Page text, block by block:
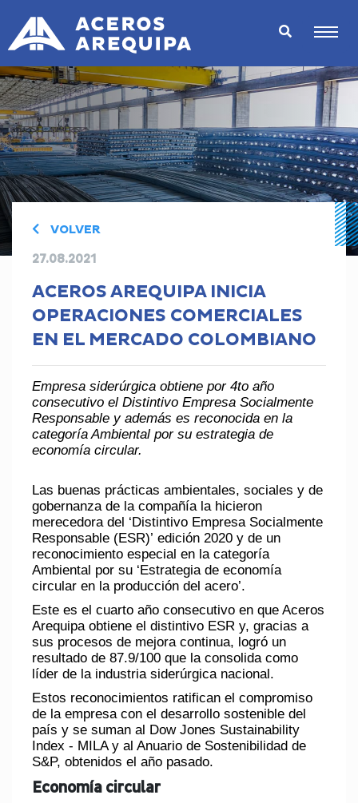
VOLVER
27.08.2021
ACEROS AREQUIPA INICIA
OPERACIONES COMERCIALES
EN EL MERCADO COLOMBIANO
Empresa siderúrgica obtiene por 4to año
consecutivo el Distintivo Empresa Socialmente
Responsable y además es reconocida en la
categoría Ambiental por su estrategia de
economía circular.
Las buenas prácticas ambientales, sociales y de
gobernanza de la compañía la hicieron
merecedora del ‘Distintivo Empresa Socialmente
Responsable (ESR)’ edición 2020 y de un
reconocimiento especial en la categoría
Ambiental por su ‘Estrategia de economía
circular en la producción del acero’.
Este es el cuarto año consecutivo en que Aceros
Arequipa obtiene el distintivo ESR y, gracias a
sus procesos de mejora continua, logró un
resultado de 87.9/100 que la consolida como
líder de la industria siderúrgica nacional.
Estos reconocimientos ratifican el compromiso
de la empresa con el desarrollo sostenible del
país y se suman al Dow Jones Sustainability
Index - MILA y al Anuario de Sostenibilidad de
S&P, obtenidos el año pasado.
Economía circular